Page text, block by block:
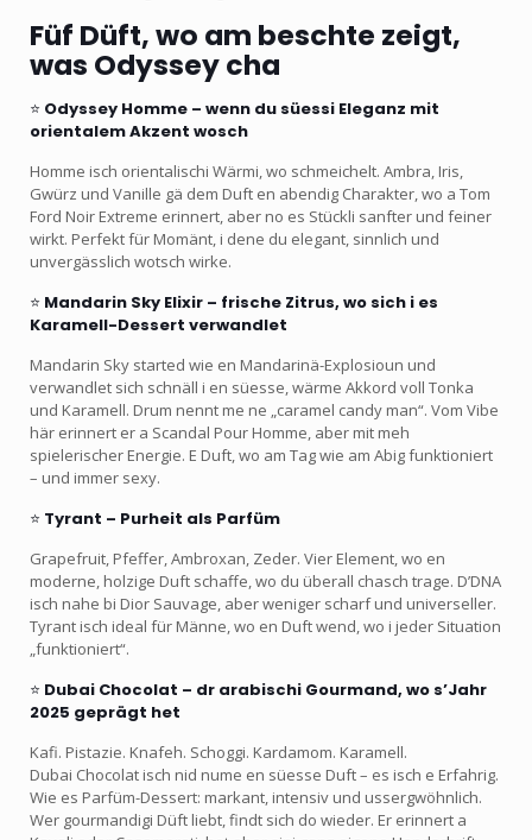
Füf Düft, wo am beschte zeigt,
was Odyssey cha
⭐ Odyssey Homme – wenn du süessi Eleganz mit
orientalem Akzent wosch
Homme isch orientalischi Wärmi, wo schmeichelt. Ambra, Iris,
Gwürz und Vanille gä dem Duft en abendig Charakter, wo a Tom
Ford Noir Extreme erinnert, aber no es Stückli sanfter und feiner
wirkt. Perfekt für Momänt, i dene du elegant, sinnlich und
unvergässlich wotsch wirke.
⭐ Mandarin Sky Elixir – frische Zitrus, wo sich i es
Karamell-Dessert verwandlet
Mandarin Sky started wie en Mandarinä-Explosioun und
verwandlet sich schnäll i en süesse, wärme Akkord voll Tonka
und Karamell. Drum nennt me ne „caramel candy man“. Vom Vibe
här erinnert er a Scandal Pour Homme, aber mit meh
spielerischer Energie. E Duft, wo am Tag wie am Abig funktioniert
– und immer sexy.
⭐ Tyrant – Purheit als Parfüm
Grapefruit, Pfeffer, Ambroxan, Zeder. Vier Element, wo en
moderne, holzige Duft schaffe, wo du überall chasch trage. D’DNA
isch nahe bi Dior Sauvage, aber weniger scharf und universeller.
Tyrant isch ideal für Männe, wo en Duft wend, wo i jeder Situation
„funktioniert“.
⭐ Dubai Chocolat – dr arabischi Gourmand, wo s’Jahr
2025 geprägt het
Kafi. Pistazie. Knafeh. Schoggi. Kardamom. Karamell.
Dubai Chocolat isch nid nume en süesse Duft – es isch e Erfahrig.
Wie es Parfüm-Dessert: markant, intensiv und ussergwöhnlich.
Wer gourmandigi Düft liebt, findt sich do wieder. Er erinnert a